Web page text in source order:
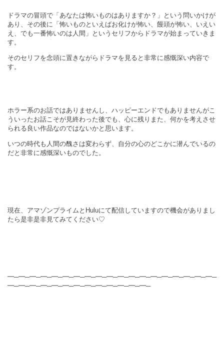
ドラマの冒頭で「あなたは怖いものはありますか？」という問いかけが
あり、その後に「怖いものといえばお化けが怖い、饅頭が怖い、いえい
え、でも一番怖いのは人間」というセリフからドラマが始まっていきま
す。
そのセリフを念頭に置きながらドラマを見ると非常に感慨深い内容で
す。
ホラー系のお話ではありませんし、ハッピーエンドでもありませんがこ
ういったお話こそが見終わった後でも、心に残りまた、何かを考えさせ
られる良い作品なのではないかと思います。
いつの時代も人間の醜さは変わらず、自分の心のどこかに潜んでいるの
だと非常に感慨深いものでした。
現在、アマゾンプライムと Huluにて配信していますので機会がありまし
たら是非是非見てみてください♡
━─━─━─━─━─━─━─━─━─━─━─━─━─━─━─━─━─━─━─
━─━─━─━─━─━─━─━─━─━─━─━─━─